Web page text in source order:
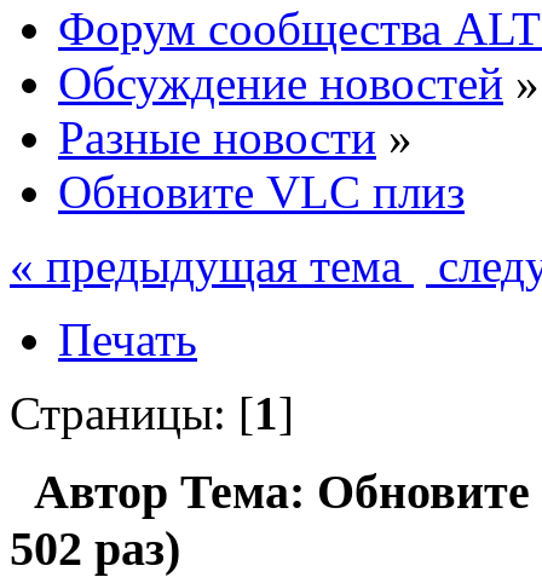
Форум сообщества
Обсуждение новостей »
Разные новости »
Обновите VLC плиз
« предыдущая тема
Печать
Страницы: [1]
Автор Тема:
502 раз)